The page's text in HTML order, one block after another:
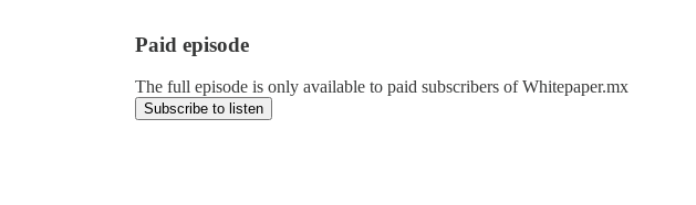
Paid episode
The full episode is only available to paid subscribers of Whitepaper.mx
Subscribe to listen